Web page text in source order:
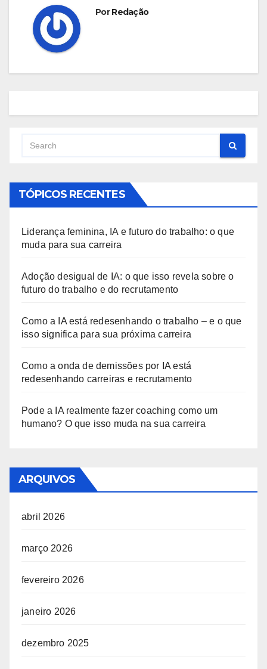
PorRedação
TÓPICOS RECENTES
Liderança feminina, IA e futuro do trabalho: o que
muda para sua carreira
Adoção desigual de IA: o que isso revela sobre o
futuro do trabalho e do recrutamento
Como a IA está redesenhando o trabalho – e o que
isso significa para sua próxima carreira
Como a onda de demissões por IA está
redesenhando carreiras e recrutamento
Pode a IA realmente fazer coaching como um
humano? O que isso muda na sua carreira
ARQUIVOS
abril 2026
março 2026
fevereiro 2026
janeiro 2026
dezembro 2025